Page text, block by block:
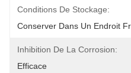
Conditions De Stockage:
Conserver Dans Un Endroit
Inhibition De La Corrosion:
Efficace